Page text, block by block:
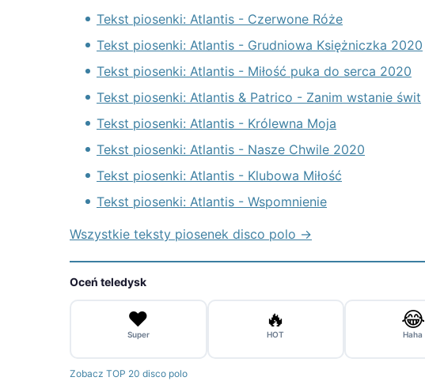
Tekst piosenki: Atlantis - Czerwone Róże
Tekst piosenki: Atlantis - Grudniowa Księżniczka 2020
Tekst piosenki: Atlantis - Miłość puka do serca 2020
Tekst piosenki: Atlantis & Patrico - Zanim wstanie świt
Tekst piosenki: Atlantis - Królewna Moja
Tekst piosenki: Atlantis - Nasze Chwile 2020
Tekst piosenki: Atlantis - Klubowa Miłość
Tekst piosenki: Atlantis - Wspomnienie
Wszystkie teksty piosenek disco polo →
Oceń teledysk
❤️
Super
🔥
HOT
😂
Haha
Zobacz TOP 20 disco polo